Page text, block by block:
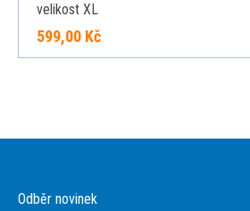
velikost XL
599,00 Kč
Odběr novinek